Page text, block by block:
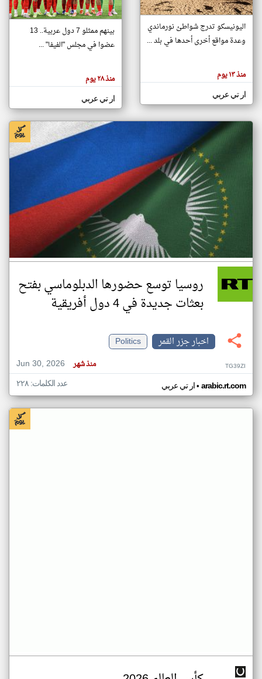
تغيير الدولة
اخبار جزر القمر على مدار الساعة
أهم اخبار جزر القمر العاجلة والمباشرة
هنا عن
وجهة
كاتبيها.
اليونيسكو تدرج شواطئ نورماندي
وعدة مواقع أخرى أحدها في بلد ...
منذ ١٣ يوم
ار تي عربي
بينهم ممثلو 7 دول عربية.. 13
عضوا في مجلس "الفيفا" ...
منذ ٢٨ يوم
ار تي عربي
روسيا توسع حضورها الدبلوماسي بفتح
بعثات جديدة في 4 دول أفريقية
اخبار جزر القمر
Politics
Jun 30, 2026
منذ شهر TG39ZI
ار تي عربي• arabic.rt.com عدد الكلمات: ٢٢٨
klyoum.com